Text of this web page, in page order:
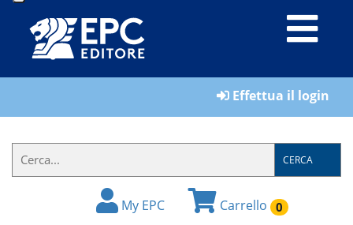
LIBRI
IL
FORMATORE
Effettua il login
CERCA
My EPC Carrello 0